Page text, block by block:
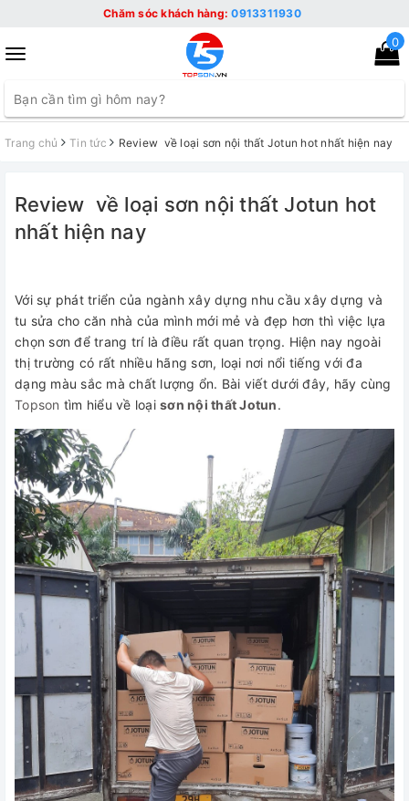
Chăm sóc khách hàng:0913311930
Toggle
0
Trang chủ Tin tức Review về loại sơn nội thất Jotun hot nhất hiện nay
Review về loại sơn nội thất Jotun hot
nhất hiện nay
Với sự phát triển của ngành xây dựng nhu cầu xây dựng và
tu sửa cho căn nhà của mình mới mẻ và đẹp hơn thì việc lựa
chọn sơn để trang trí là điều rất quan trọng. Hiện nay ngoài
thị trường có rất nhiều hãng sơn, loại nơi nổi tiếng với đa
dạng màu sắc mà chất lượng ổn. Bài viết dưới đây, hãy cùng
Topson tìm hiểu về loại sơn nội thất Jotun.